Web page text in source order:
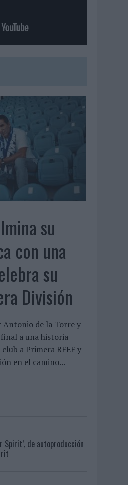
su
con una
su
División
Antonio de la Torre y
a una historia
a Primera RFEF y
en el camino...
Spirit’, de autoproducción